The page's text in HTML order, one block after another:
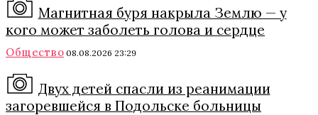
Магнитная буря накрыла Землю — у
кого может заболеть голова и сердце
Общество 08.08.2026 23:29
Двух детей спасли из реанимации
загоревшейся в Подольске больницы